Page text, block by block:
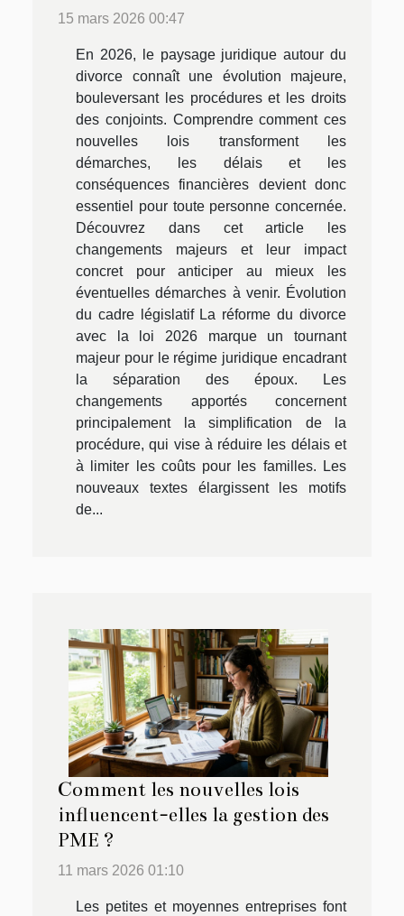
15 mars 2026 00:47
En 2026, le paysage juridique autour du
divorce connaît une évolution majeure,
bouleversant les procédures et les droits
des conjoints. Comprendre comment ces
nouvelles lois transforment les
démarches, les délais et les
conséquences financières devient donc
essentiel pour toute personne concernée.
Découvrez dans cet article les
changements majeurs et leur impact
concret pour anticiper au mieux les
éventuelles démarches à venir. Évolution
du cadre législatif La réforme du divorce
avec la loi 2026 marque un tournant
majeur pour le régime juridique encadrant
la séparation des époux. Les
changements apportés concernent
principalement la simplification de la
procédure, qui vise à réduire les délais et
à limiter les coûts pour les familles. Les
nouveaux textes élargissent les motifs
de...
Comment les nouvelles lois
influencent-elles la gestion des
PME ?
11 mars 2026 01:10
Les petites et moyennes entreprises font